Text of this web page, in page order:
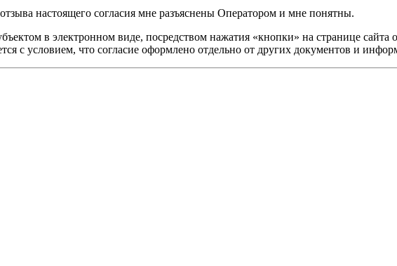
настоящего согласия мне разъяснены Оператором и мне понятны.
в электронном виде, посредством нажатия «кнопки» на странице
с условием, что согласие оформлено отдельно от других документов и